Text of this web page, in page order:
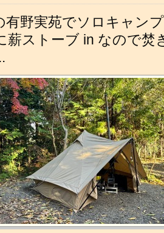
有野実苑でソロキャン
薪ストーブ in なので焚